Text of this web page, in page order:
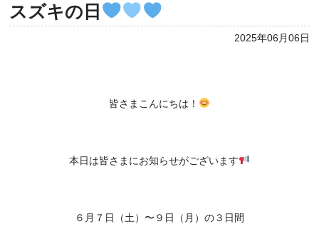
スズキの日
2025年06月06日
皆さまこんにちは！
本日は皆さまにお知らせがございます
６月７日（土）〜９日（月） の３日間